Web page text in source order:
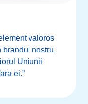
valoros
brandul nostru,
Uniunii
ei.”